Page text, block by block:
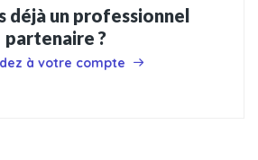
déjà un professionnel
partenaire ?
à votre compte